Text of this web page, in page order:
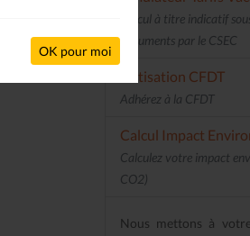
OK pour moi
Calcul à titre indicatif
documents par le CSEC
Cotisation CFDT
Adhérez à la CFDT
Calcul Impact
Calculez votre impact
CO2)
Nous mettons à